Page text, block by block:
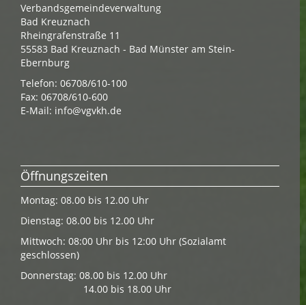
Verbandsgemeindeverwaltung
Bad Kreuznach
Rheingrafenstraße 11
55583 Bad Kreuznach - Bad Münster am Stein-
Ebernburg
Telefon: 06708/610-100
Fax: 06708/610-600
E-Mail: info@vgvkh.de
Öffnungszeiten
Montag: 08.00 bis 12.00 Uhr
Dienstag: 08.00 bis 12.00 Uhr
Mittwoch: 08:00 Uhr bis 12:00 Uhr (Sozialamt
geschlossen)
Donnerstag: 08.00 bis 12.00 Uhr
14.00 bis 18.00 Uhr